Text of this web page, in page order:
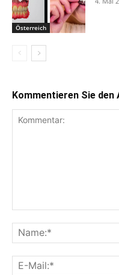
Österreich
Kommentieren Sie den